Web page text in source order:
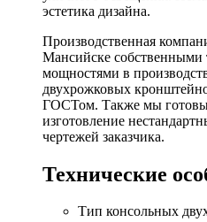
эстетика дизайна.
Производственная
Мансийске собственными
мощностями в
двухрожковых
ГОСТом. Также мы готовы
изготовление
чертежей заказчика.
Технические
Тип консольных